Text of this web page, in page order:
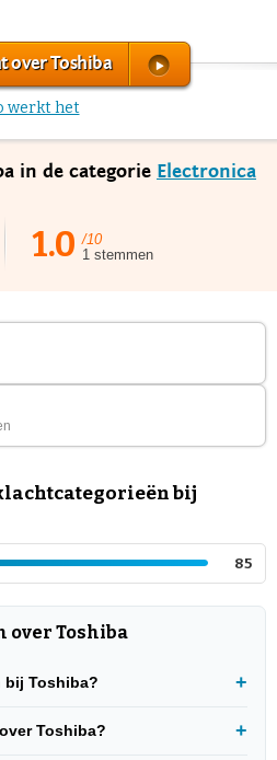
over Toshiba
werkt het
in de categorie Electronica
1.0 /10
1 stemmen
bij
85
over Toshiba
bij Toshiba?
Toshiba?